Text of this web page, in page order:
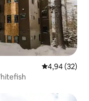
Évaluation
4,94 (32)